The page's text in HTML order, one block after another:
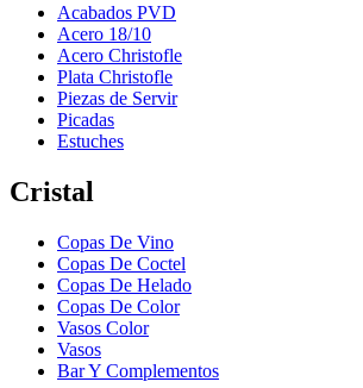
Acabados PVD
Acero 18/10
Acero Christofle
Plata Christofle
Piezas de Servir
Picadas
Estuches
Cristal
Copas De Vino
Copas De Coctel
Copas De Helado
Copas De Color
Vasos Color
Vasos
Bar Y Complementos